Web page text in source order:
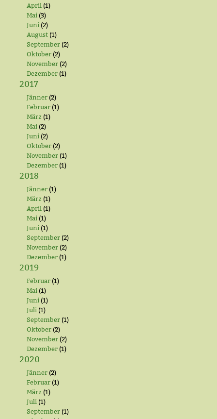
April (1)
Mai (3)
Juni (2)
August (1)
September (2)
Oktober (2)
November (2)
Dezember (1)
2017
Jänner (2)
Februar (1)
März (1)
Mai (2)
Juni (2)
Oktober (2)
November (1)
Dezember (1)
2018
Jänner (1)
März (1)
April (1)
Mai (1)
Juni (1)
September (2)
November (2)
Dezember (1)
2019
Februar (1)
Mai (1)
Juni (1)
Juli (1)
September (1)
Oktober (2)
November (2)
Dezember (1)
2020
Jänner (2)
Februar (1)
März (1)
Juli (1)
September (1)